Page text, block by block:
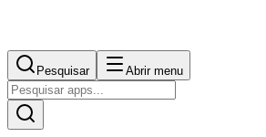
Pesquisar Abrir menu